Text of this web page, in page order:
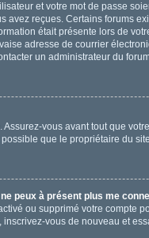
et votre mot de passe
avez reçues. Certains forums
était présente lors de
adresse de courrier
un administrateur du
vous avant tout que
que le propriétaire du
peux à présent plus me
ou supprimé votre
vous de nouveau et